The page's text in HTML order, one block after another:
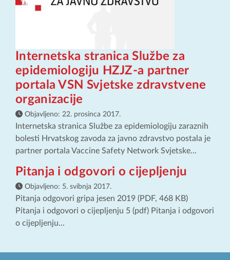
Internetska stranica Službe za
epidemiologiju HZJZ-a partner
portala VSN Svjetske zdravstvene
organizacije
Objavljeno: 22. prosinca 2017.
Internetska stranica Službe za epidemiologiju zaraznih
bolesti Hrvatskog zavoda za javno zdravstvo postala je
partner portala Vaccine Safety Network Svjetske...
Pitanja i odgovori o cijepljenju
Objavljeno: 5. svibnja 2017.
Pitanja odgovori gripa jesen 2019 (PDF, 468 KB)
Pitanja i odgovori o cijepljenju 5 (pdf) Pitanja i odgovori
o cijepljenju...